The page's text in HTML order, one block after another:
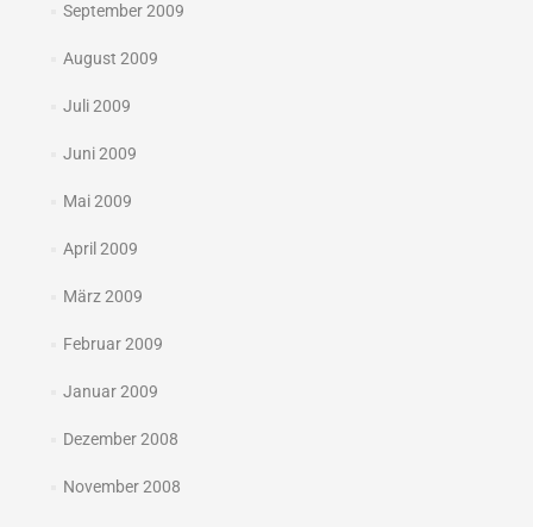
September 2009
August 2009
Juli 2009
Juni 2009
Mai 2009
April 2009
März 2009
Februar 2009
Januar 2009
Dezember 2008
November 2008